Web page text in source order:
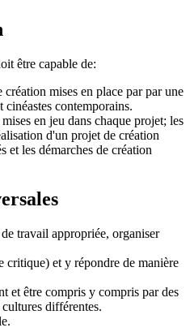
être capable de:
mises en place par par une
cinéastes contemporains.
en jeu dans chaque projet; les
d'un projet de création
et les démarches de création
travail appropriée, organiser
critique) et y répondre de manière
et être compris y compris par des
différentes.